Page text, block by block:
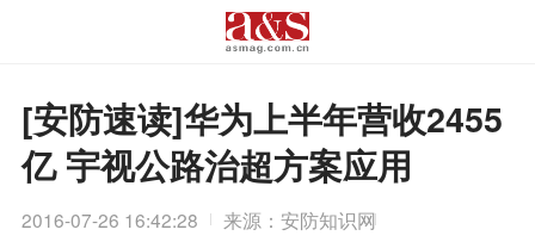
[安防速读]华为上半年营收2455
亿 宇视公路治超方案应用
2016-07-26 16:42:28 来源：安防知识网